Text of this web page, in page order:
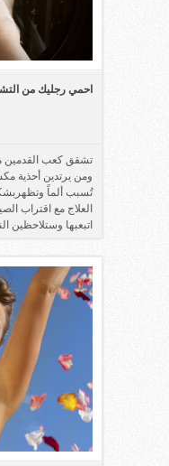
احمي رجليك من
تشقق كعب القدمين
ومن يرتدين أحذية
تُسبب ألماً
العلاج مع اقتراب
اتبعبها وستلاحظين